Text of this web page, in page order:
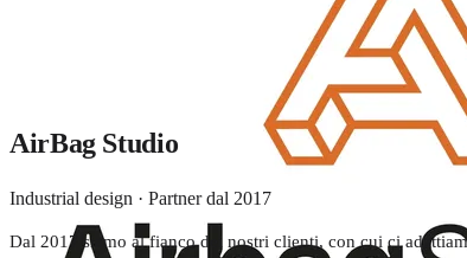
AirBag Studio
Industrial design · Partner dal 2017
Dal 2017 siamo al fianco dei nostri clienti, con cui ci